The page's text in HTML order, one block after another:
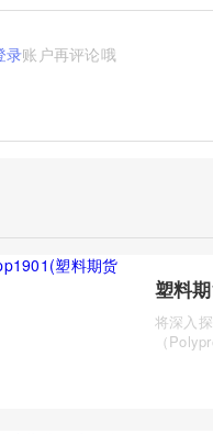
录账户再评论哦
塑料
将深入
（